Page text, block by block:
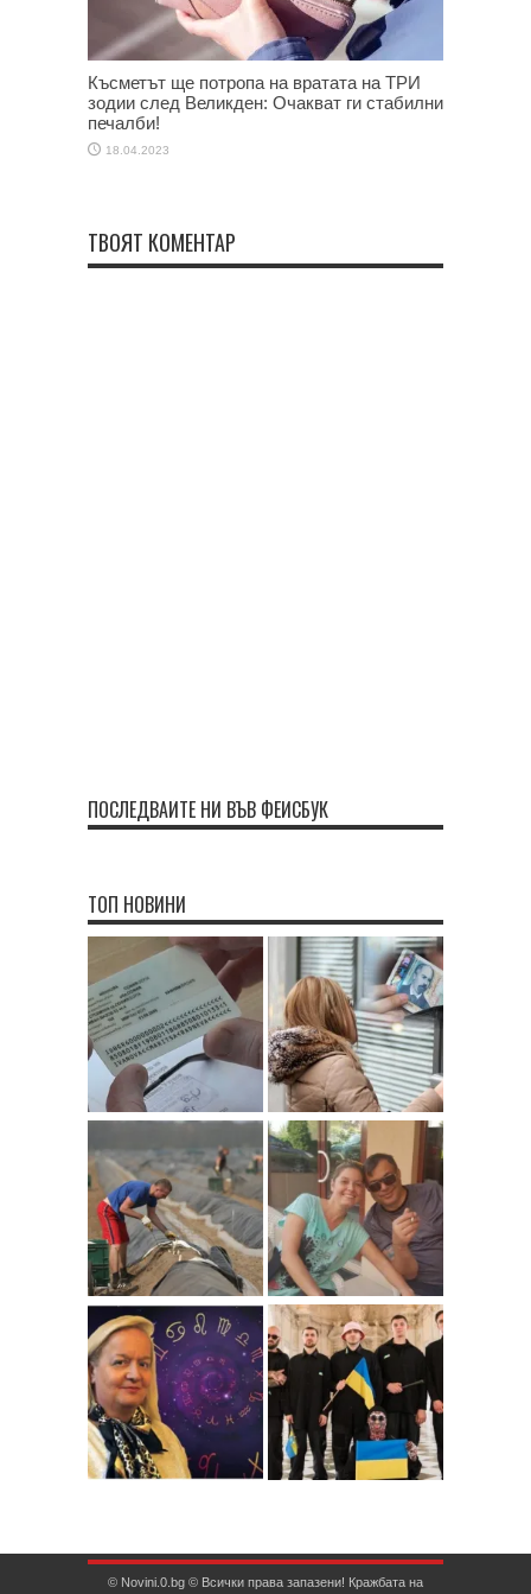
Късметът ще потропа на вратата на ТРИ
зодии след Великден: Очакват ги стабилни
печалби!
18.04.2023
ТВОЯТ КОМЕНТАР
ПОСЛЕДВАЙТЕ НИ ВЪВ ФЕЙСБУК
ТОП НОВИНИ
© Novini.0.bg © Всички права запазени! Кражбата на